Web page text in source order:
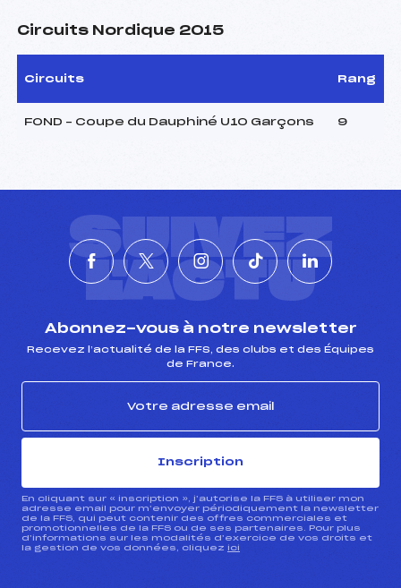
Circuits Nordique 2015
Circuits Rang
FOND – Coupe du Dauphiné U10 Garçons 9
SUIVEZ
L'ACTU
Abonnez-vous à notre newsletter
Recevez l’actualité de la FFS, des clubs et des Équipes
de France.
Inscription
En cliquant sur « inscription », j’autorise la FFS à utiliser mon
adresse email pour m’envoyer périodiquement la newsletter
de la FFS, qui peut contenir des offres commerciales et
promotionnelles de la FFS ou de ses partenaires. Pour plus
d’informations sur les modalités d’exercice de vos droits et
la gestion de vos données, cliquez ici